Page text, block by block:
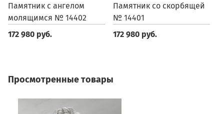
Памятник с ангелом
молящимся № 14402
172 980 руб.
Памятник со скорбящей
№ 14401
172 980 руб.
Просмотренные товары